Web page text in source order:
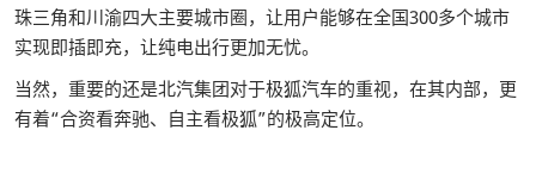
珠三角和川渝四大主要城市圈，让用户能够在全国300多个城市
实现即插即充，让纯电出行更加无忧。
当然，重要的还是北汽集团对于极狐汽车的重视，在其内部，更
有着“合资看奔驰、自主看极狐”的极高定位。